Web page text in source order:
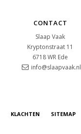
CONTACT
Slaap Vaak
Kryptonstraat 11
6718 WR Ede
info@slaapvaak.nl
KLACHTEN SITEMAP